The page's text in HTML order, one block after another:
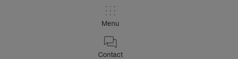
Menu
Contact